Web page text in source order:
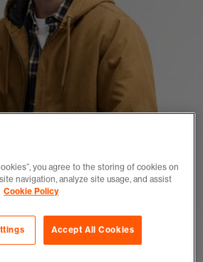
you agree to the storing of cookies on
navigation, analyze site usage, and assist
Cookie Policy
Accept All Cookies